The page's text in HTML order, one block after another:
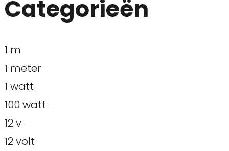
Categorieën
1 m
1 meter
1 watt
100 watt
12 v
12 volt